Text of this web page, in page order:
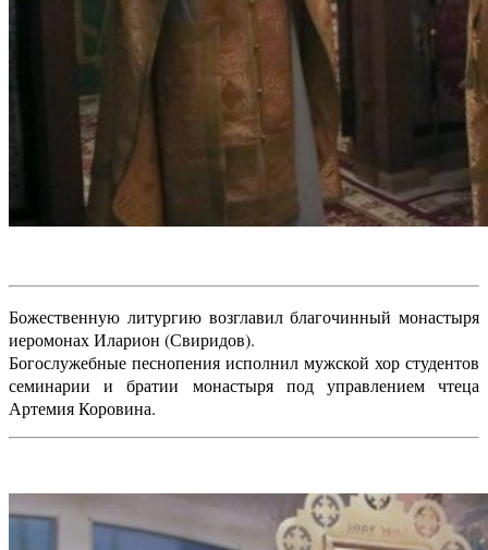
Божественную литургию возглавил благочинный монастыря
иеромонах Иларион (Свиридов).
Богослужебные песнопения исполнил мужской хор студентов
семинарии и братии монастыря под управлением чтеца
Артемия Коровина.